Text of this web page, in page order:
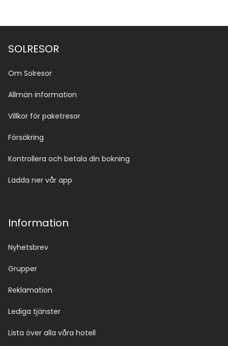
SOLRESOR
Om Solresor
Allmän information
Villkor för paketresor
Försäkring
Kontrollera och betala din bokning
Ladda ner vår app
Information
Nyhetsbrev
Grupper
Reklamation
Lediga tjänster
Lista över alla våra hotell